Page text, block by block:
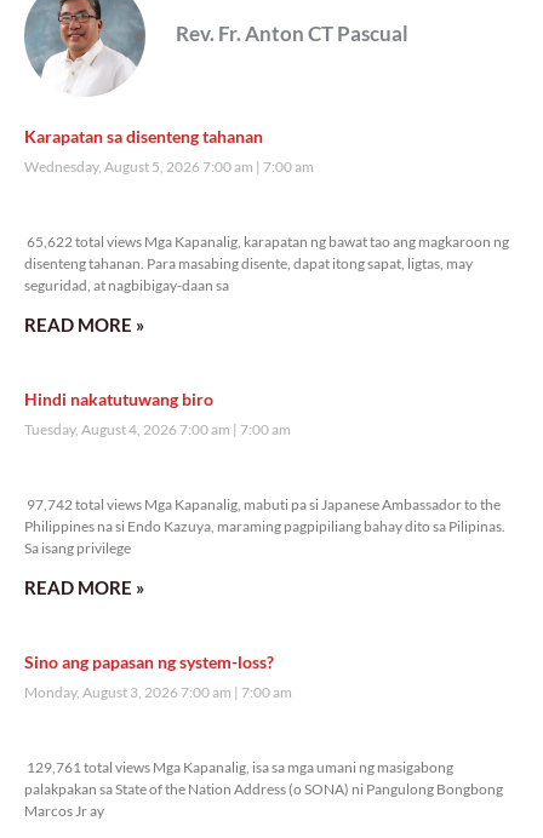
Rev. Fr. Anton CT Pascual
Karapatan sa disenteng tahanan
Wednesday, August 5, 2026 7:00 am 7:00 am
65,622 total views Mga Kapanalig, karapatan ng bawat tao ang magkaroon ng
disenteng tahanan. Para masabing disente, dapat itong sapat, ligtas, may
seguridad, at nagbibigay-daan sa
READ MORE »
Hindi nakatutuwang biro
Tuesday, August 4, 2026 7:00 am 7:00 am
97,742 total views Mga Kapanalig, mabuti pa si Japanese Ambassador to the
Philippines na si Endo Kazuya, maraming pagpipiliang bahay dito sa Pilipinas.
Sa isang privilege
READ MORE »
Sino ang papasan ng system-loss?
Monday, August 3, 2026 7:00 am 7:00 am
129,761 total views Mga Kapanalig, isa sa mga umani ng masigabong
palakpakan sa State of the Nation Address (o SONA) ni Pangulong Bongbong
Marcos Jr ay